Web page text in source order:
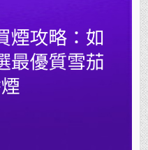
略：
如
在
旅
途